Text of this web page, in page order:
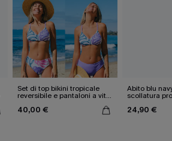
Set di top bikini tropicale
reversibile e pantaloni a vita
40,00 €
Abito blu
scollatura
24,90 €